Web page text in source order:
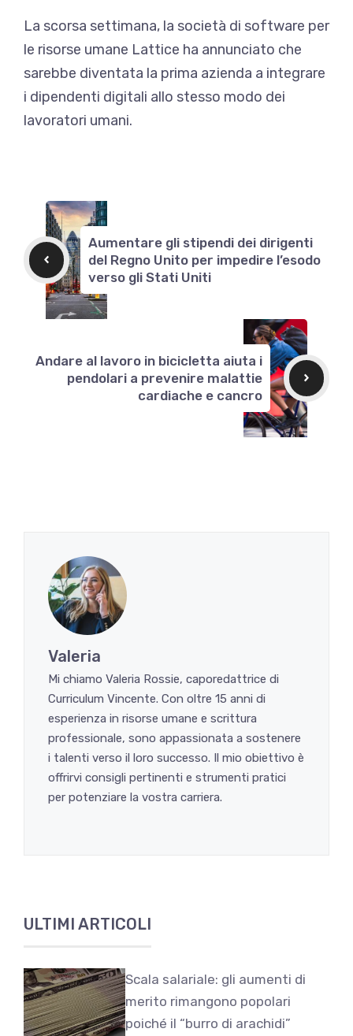
La scorsa settimana, la società di software per
le risorse umane Lattice ha annunciato che
sarebbe diventata la prima azienda a integrare
i dipendenti digitali allo stesso modo dei
lavoratori umani.
Aumentare gli stipendi dei dirigenti
del Regno Unito per impedire l’esodo
verso gli Stati Uniti
Andare al lavoro in bicicletta aiuta i
pendolari a prevenire malattie
cardiache e cancro
Valeria
Mi chiamo Valeria Rossie, caporedattrice di
Curriculum Vincente. Con oltre 15 anni di
esperienza in risorse umane e scrittura
professionale, sono appassionata a sostenere
i talenti verso il loro successo. Il mio obiettivo è
offrirvi consigli pertinenti e strumenti pratici
per potenziare la vostra carriera.
ULTIMI ARTICOLI
Scala salariale: gli aumenti di
merito rimangono popolari
poiché il “burro di arachidi”